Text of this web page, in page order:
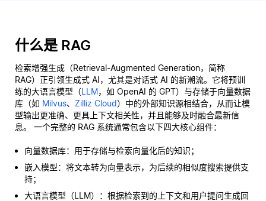
什么是 RAG
检索增强生成（Retrieval-Augmented Generation，简称
RAG）正引领生成式 AI，尤其是对话式 AI 的新潮流。它将预训
练的大语言模型（LLM，如 OpenAI 的 GPT）与存储于向量数据
库（如 Milvus、 Zilliz Cloud）中的外部知识源相结合，从而让模
型输出更准确、更具上下文相关性，并且能够及时融合最新信
息。 一个完整的 RAG 系统通常包含以下四大核心组件：
向量数据库：用于存储与检索向量化后的知识；
嵌入模型：将文本转为向量表示，为后续的相似度搜索提供支
持；
大语言模型（LLM）：根据检索到的上下文和用户提问生成回